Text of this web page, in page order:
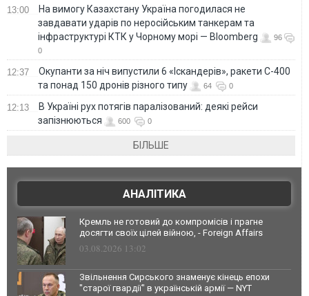
13:00
На вимогу Казахстану Україна погодилася не
завдавати ударів по неросійським танкерам та
інфраструктурі КТК у Чорному морі — Bloomberg
96
0
12:37
Окупанти за ніч випустили 6 «Іскандерів», ракети С-400
та понад 150 дронів різного типу
64 0
12:13
В Україні рух потягів паралізований: деякі рейси
запізнюються
600 0
БІЛЬШЕ
АНАЛІТИКА
Кремль не готовий до компромісів і прагне
досягти своїх цілей війною, - Foreign Affairs
03.08.2026 13:02
Звільнення Сирського знаменує кінець епохи
"старої гвардії" в українській армії — NYT